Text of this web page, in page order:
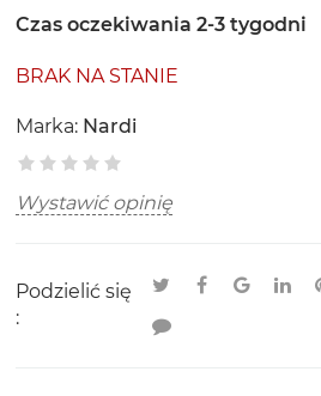
Czas oczekiwania 2-3 tygodni
BRAK NA STANIE
Marka: Nardi
Wystawić opinię
Podzielić się
: